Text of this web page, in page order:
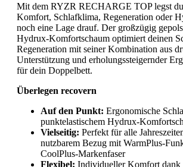
Mit dem RYZR RECHARGE TOP legst
Komfort, Schlafklima, Regeneration oder
noch eine Lage drauf. Der großzügig
Hydrux-Komfortschaum optimiert deinen
Regeneration mit seiner Kombination aus
Unterstützung und erholungssteigernder
für dein Doppelbett.
Überlegen recovern
Auf den Punkt: Ergonomische
punktelastischem Hydrux-
Vielseitig: Perfekt für alle
nutzbarem Bezug mit WarmPlus-
CoolPlus-Markenfaser
Flexibel: Individueller Komfort dank